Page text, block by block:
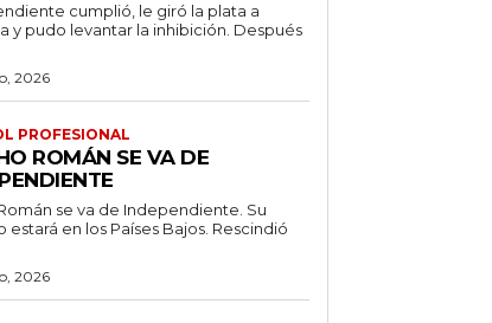
cumplió, le giró la plata a
pudo levantar la inhibición. Después
2026
PROFESIONAL
ROMÁN SE VA DE
se va de Independiente. Su
en los Países Bajos. Rescindió
2026